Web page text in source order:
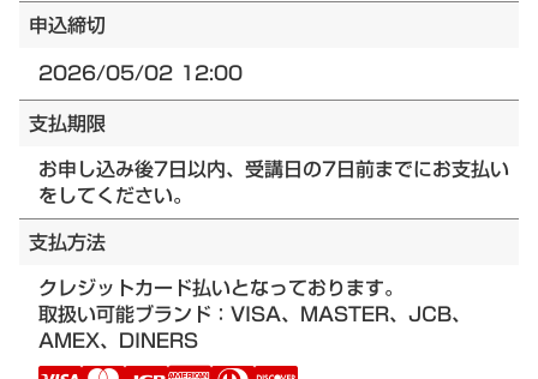
申込締切
2026/05/02 12:00
支払期限
お申し込み後7日以内、受講日の7日前までにお支払い
をしてください。
支払方法
クレジットカード払いとなっております。
取扱い可能ブランド：VISA、MASTER、JCB、
AMEX、DINERS